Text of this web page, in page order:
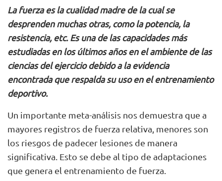
La fuerza es la cualidad madre de la cual se
desprenden muchas otras, como la potencia, la
resistencia, etc. Es una de las capacidades más
estudiadas en los últimos años en el ambiente de las
ciencias del ejercicio debido a la evidencia
encontrada que respalda su uso en el entrenamiento
deportivo.
Un importante meta-análisis nos demuestra que a
mayores registros de fuerza relativa, menores son
los riesgos de padecer lesiones de manera
significativa. Esto se debe al tipo de adaptaciones
que genera el entrenamiento de fuerza.